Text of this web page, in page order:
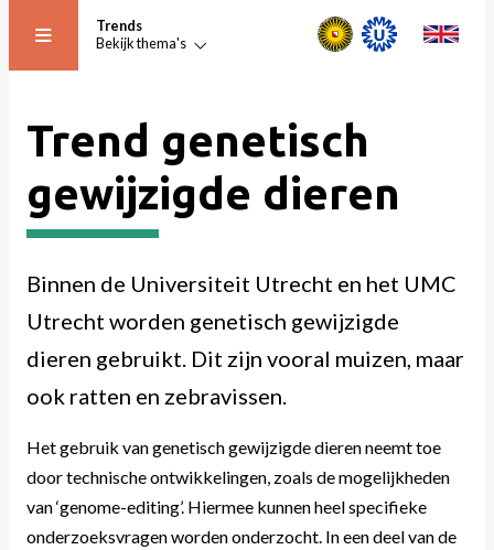
Trends
Bekijk thema's
Trends
Aantallen proefdieren en dierproeven over meerdere jaren
Thema's
Trend aantal dierproeven
Trend gedood zonder te zijn ingezet
Terug naar trends
Trend genetisch
gewijzigde dieren
Binnen de Universiteit Utrecht en het UMC
Utrecht worden genetisch gewijzigde
dieren gebruikt. Dit zijn vooral muizen, maar
ook ratten en zebravissen.
Het gebruik van genetisch gewijzigde dieren neemt toe
door technische ontwikkelingen, zoals de mogelijkheden
van ‘genome-editing’. Hiermee kunnen heel specifieke
onderzoeksvragen worden onderzocht. In een deel van de